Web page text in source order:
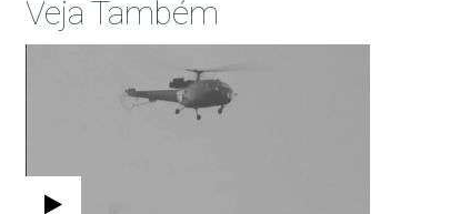
Veja Também